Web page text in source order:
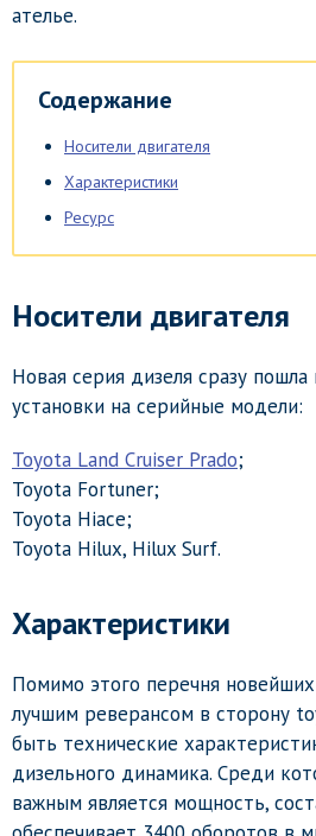
ателье.
Содержание
Носители двигателя
Характеристики
Ресурс
Носители двигателя
Новая серия дизеля сразу
установки на серийные модели:
Toyota Land Cruiser Prado;
Toyota Fortuner;
Toyota Hiace;
Toyota Hilux, Hilux Surf.
Характеристики
Помимо этого перечня
лучшим реверансом в сторону
быть технические
дизельного динамика. Среди
важным является мощность,